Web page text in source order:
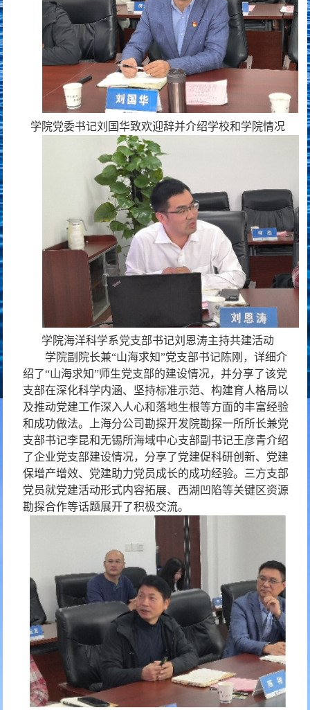
学院党委书记刘国华致欢迎辞并介绍学校和学院情况
学院海洋科学系党支部书记刘恩涛主持共建活动
学院副院长兼“山海求知”党支部书记陈刚，详细介
绍了“山海求知”师生党支部的建设情况，并分享了该党
支部在深化科学内涵、坚持标准示范、构建育人格局以
及推动党建工作深入人心和落地生根等方面的丰富经验
和成功做法。上海分公司勘探开发院勘探一所所长兼党
支部书记李昆和无锡所海域中心支部副书记王彦青介绍
了企业党支部建设情况，分享了党建促科研创新、党建
保增产增效、党建助力党员成长的成功经验。三方支部
党员就党建活动形式内容拓展、西湖凹陷等关键区资源
勘探合作等话题展开了积极交流。